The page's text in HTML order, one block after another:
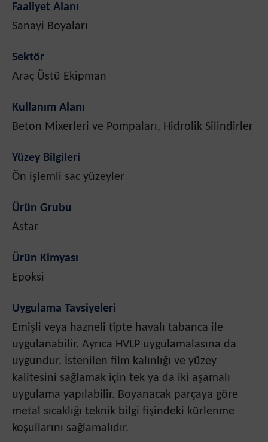
Faaliyet Alanı
Sanayi Boyaları
Sektör
Araç Üstü Ekipman
Kullanım Alanı
Beton Mixerleri ve Pompaları, Hidrolik Silindirler
Yüzey Bilgileri
Ön işlemli sac yüzeyler
Ürün Grubu
Astar
Ürün Kimyası
Epoksi
Uygulama Tavsiyeleri
Emişli veya hazneli tipte havalı tabanca ile
uygulanabilir. Ayrıca HVLP uygulamalasına da
uygundur. İstenilen film kalınlığı ve yüzey
kalitesini sağlamak için tek ya da iki aşamalı
uygulama yapılabilir. Boyanacak parçaya göre
metal sıcaklığı teknik bilgi fişindeki kürlenme
koşullarını sağlamalıdır.